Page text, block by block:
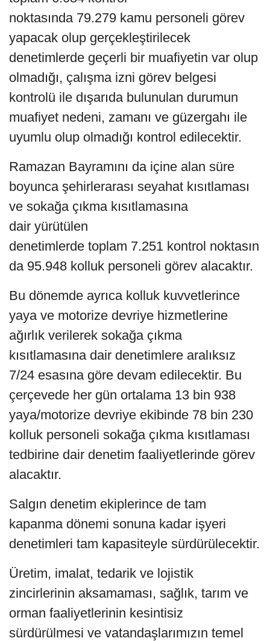
noktasında 79.279 kamu personeli görev
yapacak olup gerçekleştirilecek
denetimlerde geçerli bir muafiyetin var olup
olmadığı, çalışma izni görev belgesi
kontrolü ile dışarıda bulunulan durumun
muafiyet nedeni, zamanı ve güzergahı ile
uyumlu olup olmadığı kontrol edilecektir.
Ramazan Bayramını da içine alan süre
boyunca şehirlerarası seyahat kısıtlaması
ve sokağa çıkma kısıtlamasına
dair yürütülen
denetimlerde toplam 7.251 kontrol noktasın
da 95.948 kolluk personeli görev alacaktır.
Bu dönemde ayrıca kolluk kuvvetlerince
yaya ve motorize devriye hizmetlerine
ağırlık verilerek sokağa çıkma
kısıtlamasına dair denetimlere aralıksız
7/24 esasına göre devam edilecektir. Bu
çerçevede her gün ortalama 13 bin 938
yaya/motorize devriye ekibinde 78 bin 230
kolluk personeli sokağa çıkma kısıtlaması
tedbirine dair denetim faaliyetlerinde görev
alacaktır.
Salgın denetim ekiplerince de tam
kapanma dönemi sonuna kadar işyeri
denetimleri tam kapasiteyle sürdürülecektir.
Üretim, imalat, tedarik ve lojistik
zincirlerinin aksamaması, sağlık, tarım ve
orman faaliyetlerinin kesintisiz
sürdürülmesi ve vatandaşlarımızın temel